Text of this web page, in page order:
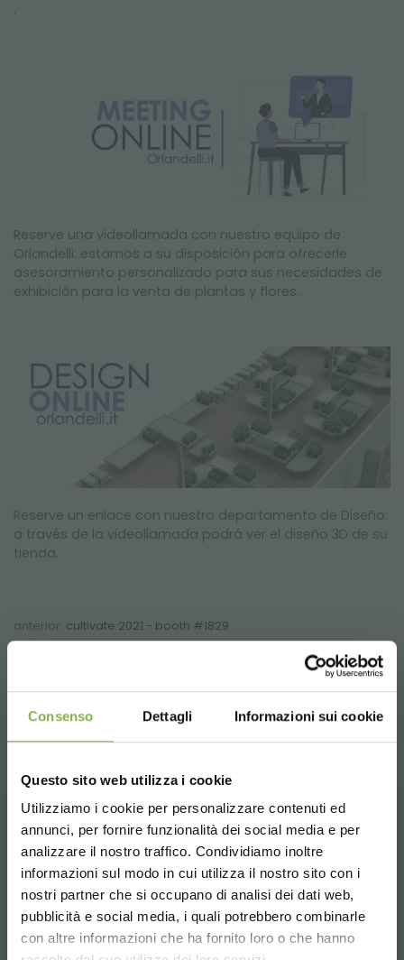
Consenso Dettagli Informazioni sui cookie
Questo sito web utilizza i cookie
Utilizziamo i cookie per personalizzare contenuti ed
annunci, per fornire funzionalità dei social media e per
analizzare il nostro traffico. Condividiamo inoltre
informazioni sul modo in cui utilizza il nostro sito con i
nostri partner che si occupano di analisi dei dati web,
pubblicità e social media, i quali potrebbero combinarle
con altre informazioni che ha fornito loro o che hanno
.
Reserve una videollamada con nuestro equipo de
Orlandelli: estamos a su disposición para ofrecerle
asesoramiento personalizado para sus necesidades de
exhibición para la venta de plantas y flores.
Reserve un enlace con nuestro departamento de Diseño:
a través de la videollamada podrá ver el diseño 3D de su
tienda.
anterior: cultivate 2021 - booth #1829
siguiente:reserve la videollamada con el equipo de orlandelli
ferias y eventos
Choose the country you are in and your
language for a better browsing experience
CONTACTOS